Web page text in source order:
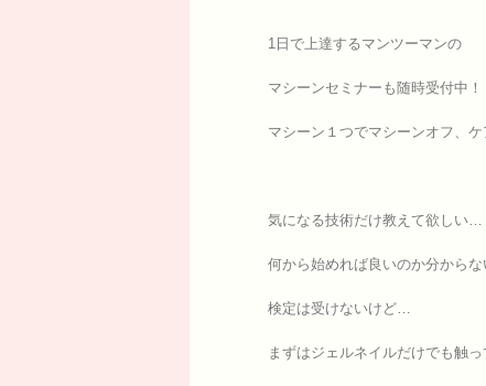
1日で上達するマンツーマンの
マシーンセミナーも随時受付中！
マシーン１つでマシーンオフ、
気になる技術だけ教えて欲しい…
何から始めれば良いのか分からな
検定は受けないけど…
まずはジェルネイルだけでも触っ